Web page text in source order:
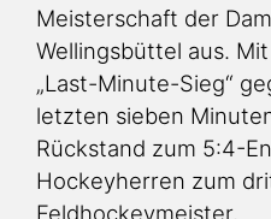
Meisterschaft der
Wellingsbüttel aus.
„Last-Minute-Sieg“
letzten sieben
Rückstand zum 5:4-
Hockeyherren zum
Feldhockeymeister.